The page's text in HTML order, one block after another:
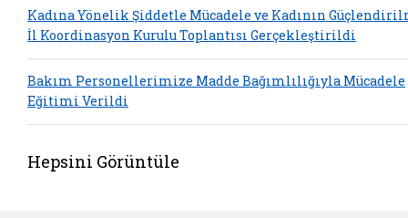
Kadına Yönelik Şiddetle Mücadele ve Kadının
İl Koordinasyon Kurulu Toplantısı Gerçekleştirildi
Bakım Personellerimize Madde Bağımlılığıyla Mücadele
Eğitimi Verildi
Hepsini Görüntüle